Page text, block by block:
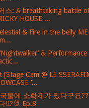
스: A breathtaking battle
HOUSE ...
& Fire in the belly
& Performance
[Stage Cam @ LE
‘...
물에 소화제가 있다구요
!!?🐰 Ep.8